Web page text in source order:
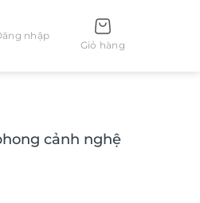
nhập
Giỏ hàng
cảnh nghệ